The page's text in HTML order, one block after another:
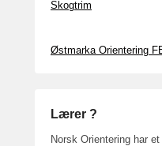
Skogtrim
Østmarka Orientering
Lærer ?
Norsk Orientering har